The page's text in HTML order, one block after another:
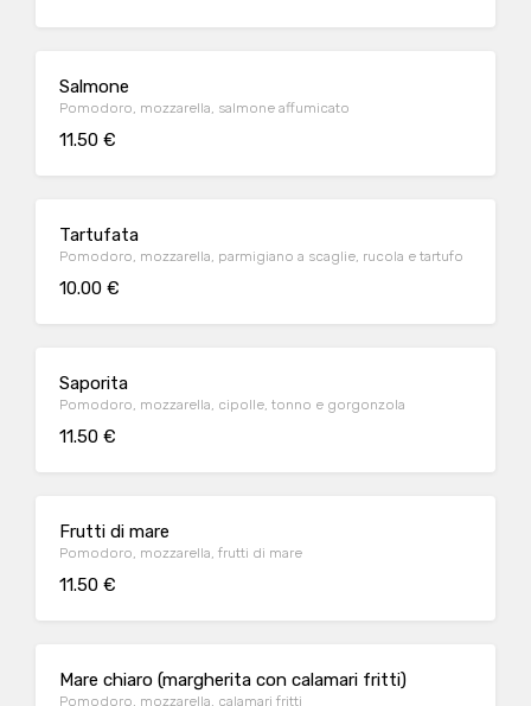
Salmone
Pomodoro, mozzarella, salmone affumicato
11.50 €
Tartufata
Pomodoro, mozzarella, parmigiano a scaglie, rucola e tartufo
10.00 €
Saporita
Pomodoro, mozzarella, cipolle, tonno e gorgonzola
11.50 €
Frutti di mare
Pomodoro, mozzarella, frutti di mare
11.50 €
Mare chiaro (margherita con calamari fritti)
Pomodoro, mozzarella, calamari fritti